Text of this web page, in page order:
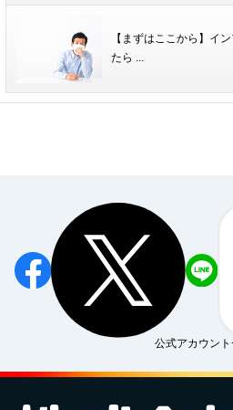
【まずはここから】イ
たら ...
公式アカウン